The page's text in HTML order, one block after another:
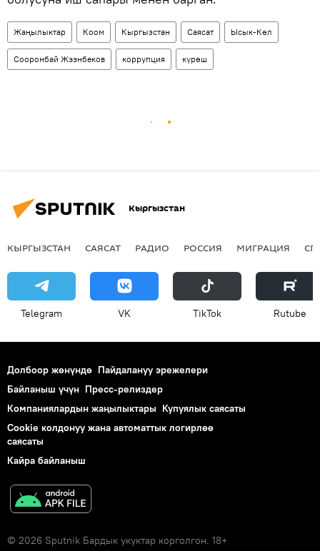
Жаңылыктар Коом Кыргызстан Саясат Ысык-Көл
Сооронбай Жээнбеков коррупция күрөш
Кыргызстан
КЫРГЫЗСТАН САЯСАТ РАДИО РОССИЯ МИГРАЦИЯ
Telegram VK ТikТоk Rutube
Долбоор жөнүндө Пайдалануу эрежелери
Байланыш үчүн Пресс-релиздер
Компаниялардын жаңылыктары Купуялык саясаты
Cookie колдонуу жана автоматтык логирлөө
саясаты
Кайра байланыш
© 2026 Sputnik Бардык укуктар корголгон. 18+